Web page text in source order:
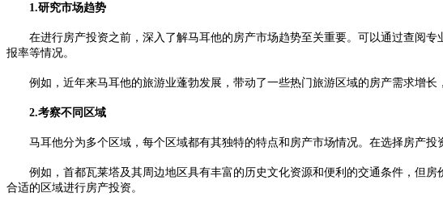
1.研究市场趋势
在进行房产投资之前，深入了解马耳他的房产市场趋势至关重要。可以通过查阅专
报率等情况。
例如，近年来马耳他的旅游业蓬勃发展，带动了一些热门旅游区域的房产需求增长
2.考察不同区域
马耳他分为多个区域，每个区域都有其独特的特点和房产市场情况。在选择房产投
例如，首都瓦莱塔及其周边地区具有丰富的历史文化资源和便利的交通条件，但房
合适的区域进行房产投资。